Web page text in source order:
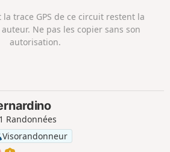
trace GPS de ce circuit restent la
Ne pas les copier sans son
autorisation.
Randonnées
Visorandonneur